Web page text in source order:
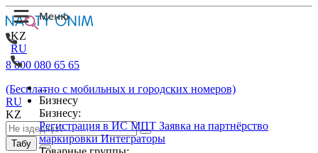
KZ
RU
...
Бизнесу
Бизнесу:
Регистрация в ИС МПТ Заявка на партнёрство
маркировкиИнтеграторы
8 800 080 65 65
(Бесплатно с мобильных и городских номеров)
RU
KZ
Табу